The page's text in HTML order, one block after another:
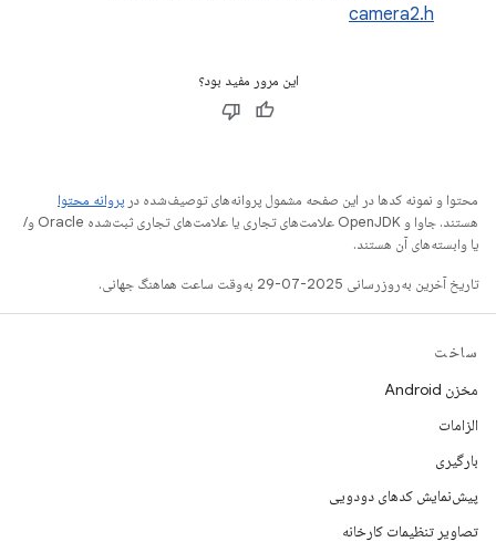
camera2.h
این مرور مفید بود؟
محتوا و نمونه کدها در این صفحه مشمول پروانه‌های توصیف‌شده در پروانه محتوا
هستند. جاوا و OpenJDK علامت‌های تجاری یا علامت‌های تجاری ثبت‌شده Oracle و/
یا وابسته‌های آن هستند.
تاریخ آخرین به‌روزرسانی 2025-07-29 به‌وقت ساعت هماهنگ جهانی.
ساخت
مخزن Android
الزامات
بارگیری
پیش‌نمایش کدهای دودویی
تصاویر تنظیمات کارخانه